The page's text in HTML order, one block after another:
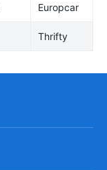
Europcar
Thrifty